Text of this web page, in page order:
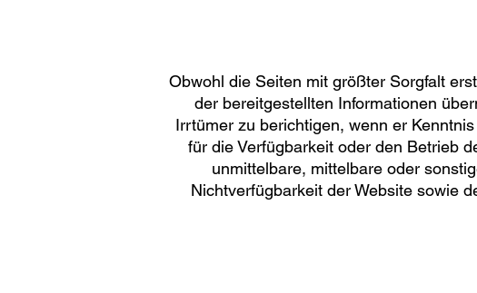
Obwohl die Seiten mit größter Sorgfalt
der bereitgestellten Informationen
Irrtümer zu berichtigen, wenn er
für die Verfügbarkeit oder den Betrieb
unmittelbare, mittelbare oder
Nichtverfügbarkeit der Website sowie